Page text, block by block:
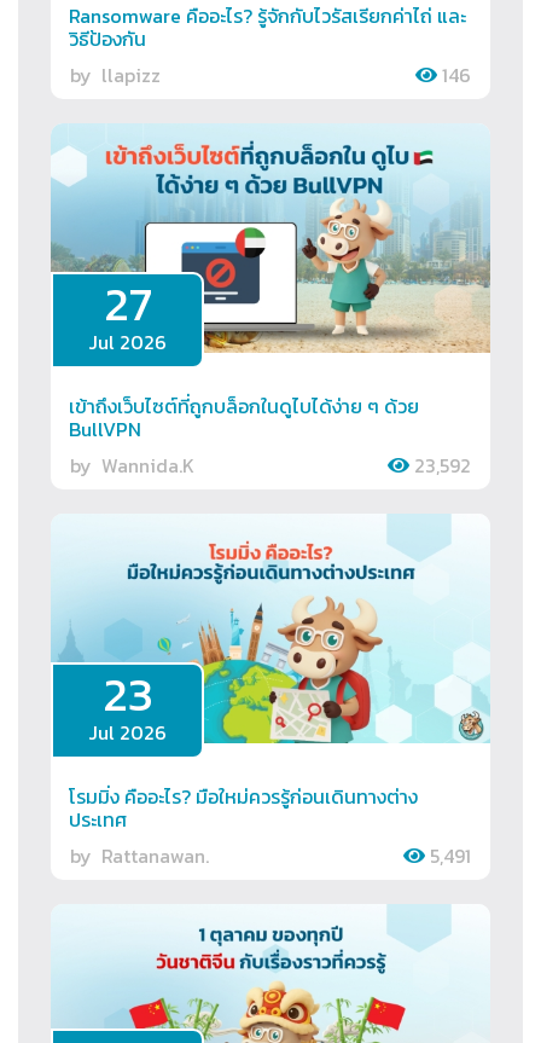
Ransomware คืออะไร? รู้จักกับไวรัสเรียกค่าไถ่ และ
วิธีป้องกัน
by llapizz 146
27
Jul 2026
เข้าถึงเว็บไซต์ที่ถูกบล็อกในดูไบได้ง่าย ๆ ด้วย
BullVPN
by Wannida.K 23,592
23
Jul 2026
โรมมิ่ง คืออะไร? มือใหม่ควรรู้ก่อนเดินทางต่าง
ประเทศ
by Rattanawan. 5,491